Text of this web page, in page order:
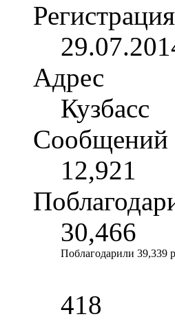
Регистрация
Адрес
Кузбасс
Сообщений
12,921
30,466
Поблагодарили 39,339
418